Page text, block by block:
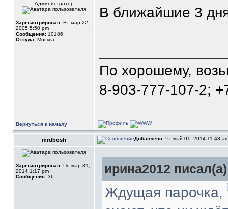
Администратор
Зарегистрирован: Вт мар 22,
2005 5:50 pm
Сообщения: 10186
Откуда: Москва
В ближайшие 3
По хорошему,
8-903-777-107-2;
Вернуться к началу
mrdbosh Добавлено: Чт май 01, 2014 11:48
Зарегистрирован: Пн мар 31,
2014 1:17 pm
Сообщения: 36
ирина2012
Ждущая парочка,